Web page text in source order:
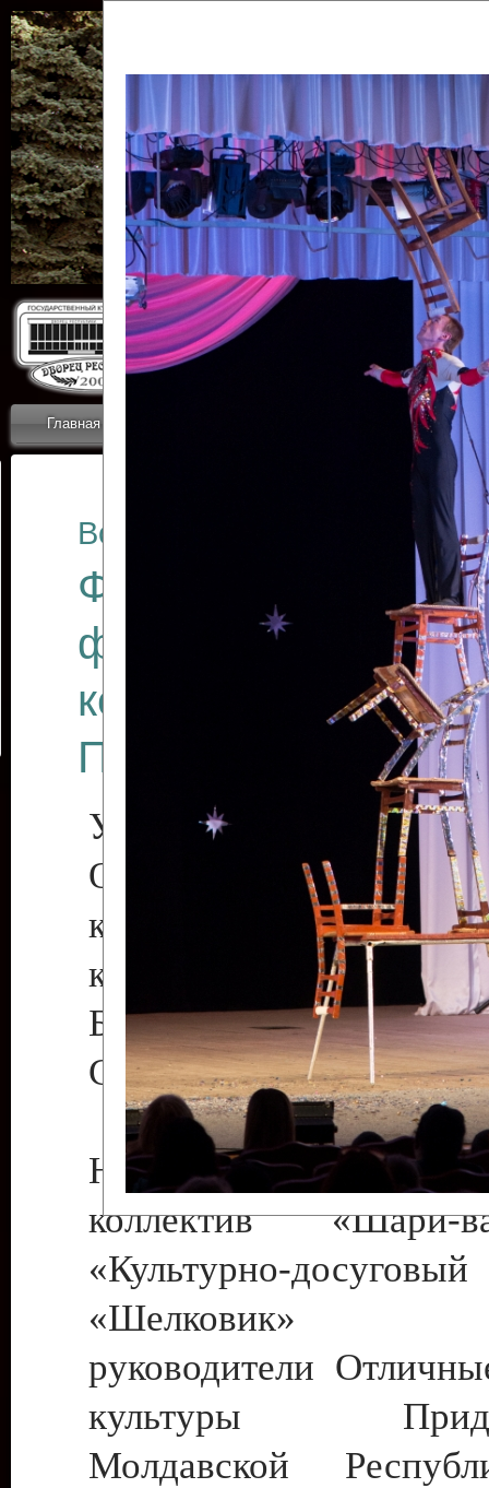
Главная Новости
ОТЧЕТЫ ГКЦ
Все отчеты
Финал
фестиваля
коллективов
Приднестровского
Участники фестиваля:
Образцовый
коллектив
культуры с.
Бендеры ,
Светлана Георгиевна
Народный цирковой
коллектив
«Культурно-
«Шелковик»
руководители
культуры
Молдавской